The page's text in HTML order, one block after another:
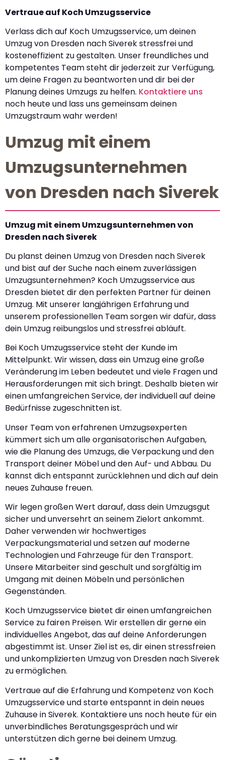
Vertraue auf Koch Umzugsservice
Verlass dich auf Koch Umzugsservice, um deinen
Umzug von Dresden nach Siverek stressfrei und
kosteneffizient zu gestalten. Unser freundliches und
kompetentes Team steht dir jederzeit zur Verfügung,
um deine Fragen zu beantworten und dir bei der
Planung deines Umzugs zu helfen. Kontaktiere uns
noch heute und lass uns gemeinsam deinen
Umzugstraum wahr werden!
Umzug mit einem
Umzugsunternehmen
von Dresden nach Siverek
Umzug mit einem Umzugsunternehmen von
Dresden nach Siverek
Du planst deinen Umzug von Dresden nach Siverek
und bist auf der Suche nach einem zuverlässigen
Umzugsunternehmen? Koch Umzugsservice aus
Dresden bietet dir den perfekten Partner für deinen
Umzug. Mit unserer langjährigen Erfahrung und
unserem professionellen Team sorgen wir dafür, dass
dein Umzug reibungslos und stressfrei abläuft.
Bei Koch Umzugsservice steht der Kunde im
Mittelpunkt. Wir wissen, dass ein Umzug eine große
Veränderung im Leben bedeutet und viele Fragen und
Herausforderungen mit sich bringt. Deshalb bieten wir
einen umfangreichen Service, der individuell auf deine
Bedürfnisse zugeschnitten ist.
Unser Team von erfahrenen Umzugsexperten
kümmert sich um alle organisatorischen Aufgaben,
wie die Planung des Umzugs, die Verpackung und den
Transport deiner Möbel und den Auf- und Abbau. Du
kannst dich entspannt zurücklehnen und dich auf dein
neues Zuhause freuen.
Wir legen großen Wert darauf, dass dein Umzugsgut
sicher und unversehrt an seinem Zielort ankommt.
Daher verwenden wir hochwertiges
Verpackungsmaterial und setzen auf moderne
Technologien und Fahrzeuge für den Transport.
Unsere Mitarbeiter sind geschult und sorgfältig im
Umgang mit deinen Möbeln und persönlichen
Gegenständen.
Koch Umzugsservice bietet dir einen umfangreichen
Service zu fairen Preisen. Wir erstellen dir gerne ein
individuelles Angebot, das auf deine Anforderungen
abgestimmt ist. Unser Ziel ist es, dir einen stressfreien
und unkomplizierten Umzug von Dresden nach Siverek
zu ermöglichen.
Vertraue auf die Erfahrung und Kompetenz von Koch
Umzugsservice und starte entspannt in dein neues
Zuhause in Siverek. Kontaktiere uns noch heute für ein
unverbindliches Beratungsgespräch und wir
unterstützen dich gerne bei deinem Umzug.